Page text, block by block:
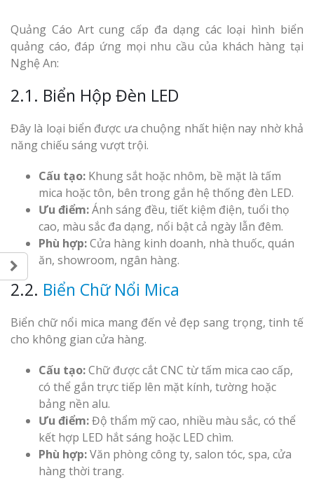
Quảng Cáo Art cung cấp đa dạng các loại hình biển
quảng cáo, đáp ứng mọi nhu cầu của khách hàng tại
Nghệ An:
2.1. Biển Hộp Đèn LED
Đây là loại biển được ưa chuộng nhất hiện nay nhờ khả
năng chiếu sáng vượt trội.
Cấu tạo: Khung sắt hoặc nhôm, bề mặt là tấm
mica hoặc tôn, bên trong gắn hệ thống đèn LED.
Ưu điểm:Ánh sáng đều, tiết kiệm điện, tuổi thọ
cao, màu sắc đa dạng, nổi bật cả ngày lẫn đêm.
Phù hợp:Cửa hàng kinh doanh, nhà thuốc, quán
ăn, showroom, ngân hàng.
2.2. Biển Chữ Nổi Mica
Biển chữ nổi mica mang đến vẻ đẹp sang trọng, tinh tế
cho không gian cửa hàng.
Cấu tạo:Chữ được cắt CNC từ tấm mica cao cấp,
có thể gắn trực tiếp lên mặt kính, tường hoặc
bảng nền alu.
Ưu điểm:Độ thẩm mỹ cao, nhiều màu sắc, có thể
kết hợp LED hắt sáng hoặc LED chìm.
Phù hợp:Văn phòng công ty, salon tóc, spa, cửa
hàng thời trang.